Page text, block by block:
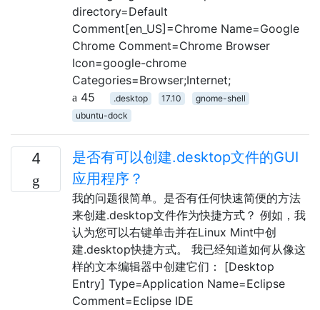
directory=Default
Comment[en_US]=Chrome Name=Google
Chrome Comment=Chrome Browser
Icon=google-chrome
Categories=Browser;Internet;
45
.desktop 17.10
gnome-shell
ubuntu-dock
4
是否有可以创建.desktop文件的GUI
应用程序？
我的问题很简单。是否有任何快速简便的方法
来创建.desktop文件作为快捷方式？ 例如，我
认为您可以右键单击并在Linux Mint中创
建.desktop快捷方式。 我已经知道如何从像这
样的文本编辑器中创建它们： [Desktop
Entry] Type=Application Name=Eclipse
Comment=Eclipse IDE